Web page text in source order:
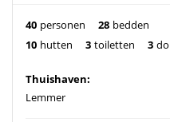
40 personen 28 bedden
10 hutten 3 toiletten 3
Thuishaven:
Lemmer